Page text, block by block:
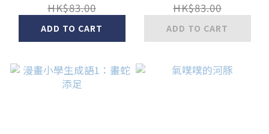
HK$83.00
ADD TO CART
HK$83.00
ADD TO CART